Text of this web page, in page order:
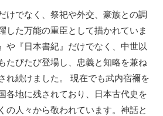
けでなく、祭祀や外交、豪族との調
した万能の重臣として描かれていま
や『日本書紀』だけでなく、中世以
たびたび登場し、忠義と知略を兼ね
れ続けました。 現在でも武内宿禰を
各地に残されており、日本古代史を
の人々から敬われています。神話と